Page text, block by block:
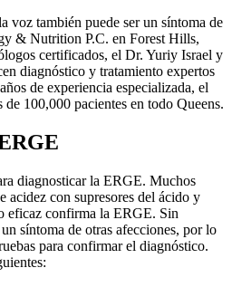
voz también puede ser un síntoma de
& Nutrition P.C. en Forest Hills,
certificados, el Dr. Yuriy Israel y
diagnóstico y tratamiento expertos
de experiencia especializada, el
100,000 pacientes en todo Queens.
diagnosticar la ERGE. Muchos
acidez con supresores del ácido y
eficaz confirma la ERGE. Sin
síntoma de otras afecciones, por lo
para confirmar el diagnóstico.